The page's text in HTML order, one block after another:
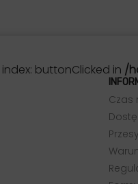
buttonClicked in /
Czas